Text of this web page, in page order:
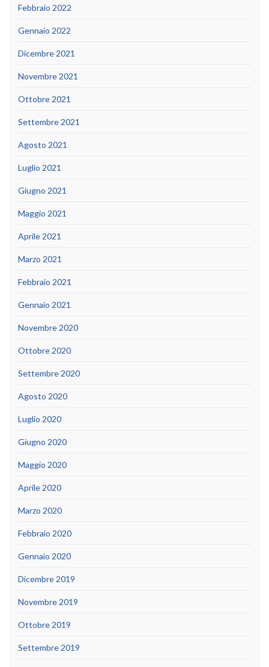
Febbraio 2022
Gennaio 2022
Dicembre 2021
Novembre 2021
Ottobre 2021
Settembre 2021
Agosto 2021
Luglio 2021
Giugno 2021
Maggio 2021
Aprile 2021
Marzo 2021
Febbraio 2021
Gennaio 2021
Novembre 2020
Ottobre 2020
Settembre 2020
Agosto 2020
Luglio 2020
Giugno 2020
Maggio 2020
Aprile 2020
Marzo 2020
Febbraio 2020
Gennaio 2020
Dicembre 2019
Novembre 2019
Ottobre 2019
Settembre 2019